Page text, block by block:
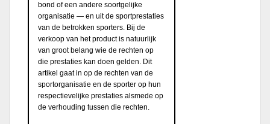
bond of een andere soortgelijke
organisatie — en uit de sportprestaties
van de betrokken sporters. Bij de
verkoop van het product is natuurlijk
van groot belang wie de rechten op
die prestaties kan doen gelden. Dit
artikel gaat in op de rechten van de
sportorganisatie en de sporter op hun
respectievelijke prestaties alsmede op
de verhouding tussen die rechten.